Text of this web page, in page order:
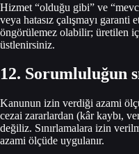
Hizmet “olduğu gibi” ve
veya hatasız çalışmayı garanti
öngörülemez olabilir; üretilen
üstlenirsiniz.
12. Sorumluluğun
Kanunun izin verdiği azami
cezai zararlardan (kâr kaybı,
değiliz. Sınırlamalara izin
azami ölçüde uygulanır.